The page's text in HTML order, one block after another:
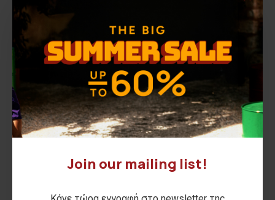
Join our mailing list!
ΑΡΧΙΚΗ ΑΝΑΓΡΑΦΟΜΕΝΗ ΤΙΜΗ:
ΚΑΛΥΤΕΡΗ ΤΙΜΗ 30 ΗΜΕΡΩΝ:
-30 %